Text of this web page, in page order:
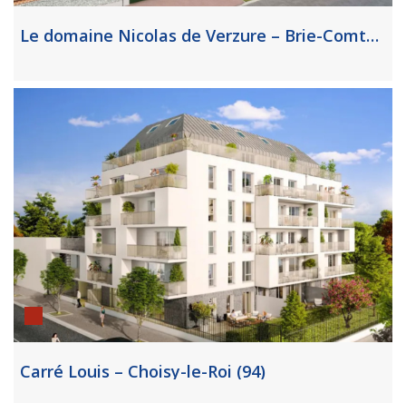
Le domaine Nicolas de Verzure – Brie-Comte-Robert
Carré Louis – Choisy-le-Roi (94)